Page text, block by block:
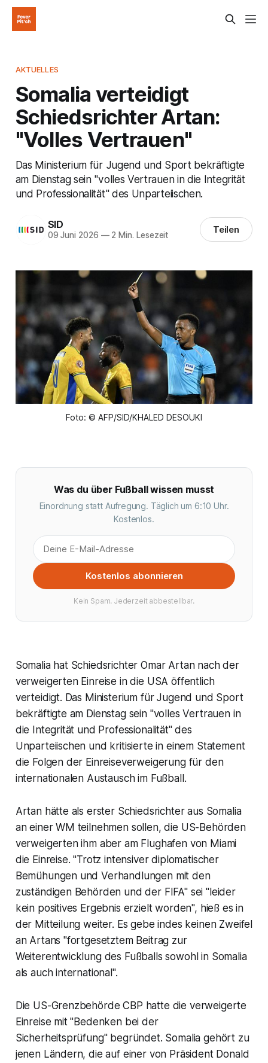
AKTUELLES
Somalia verteidigt
Schiedsrichter Artan:
"Volles Vertrauen"
Das Ministerium für Jugend und Sport bekräftigte
am Dienstag sein "volles Vertrauen in die Integrität
und Professionalität" des Unparteiischen.
SID
09 Juni 2026 —2 Min. Lesezeit Teilen
Foto: © AFP/SID/KHALED DESOUKI
Was du über Fußball wissen musst
Einordnung statt Aufregung. Täglich um 6:10 Uhr.
Kostenlos.
Kostenlos abonnieren
Kein Spam. Jederzeit abbestellbar.
Somalia hat Schiedsrichter Omar Artan nach der
verweigerten Einreise in die USA öffentlich
verteidigt. Das Ministerium für Jugend und Sport
bekräftigte am Dienstag sein "volles Vertrauen in
die Integrität und Professionalität" des
Unparteiischen und kritisierte in einem Statement
die Folgen der Einreiseverweigerung für den
internationalen Austausch im Fußball.
Artan hätte als erster Schiedsrichter aus Somalia
an einer WM teilnehmen sollen, die US-Behörden
verweigerten ihm aber am Flughafen von Miami
die Einreise. "Trotz intensiver diplomatischer
Bemühungen und Verhandlungen mit den
zuständigen Behörden und der FIFA" sei "leider
kein positives Ergebnis erzielt worden", hieß es in
der Mitteilung weiter. Es gebe indes keinen Zweifel
an Artans "fortgesetztem Beitrag zur
Weiterentwicklung des Fußballs sowohl in Somalia
als auch international".
Die US-Grenzbehörde CBP hatte die verweigerte
Einreise mit "Bedenken bei der
Sicherheitsprüfung" begründet. Somalia gehört zu
jenen Ländern, die auf einer von Präsident Donald